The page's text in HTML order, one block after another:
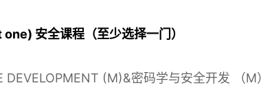
安全课程（至少选择一门）
DEVELOPMENT (M)&密码学与安全开发 （M）